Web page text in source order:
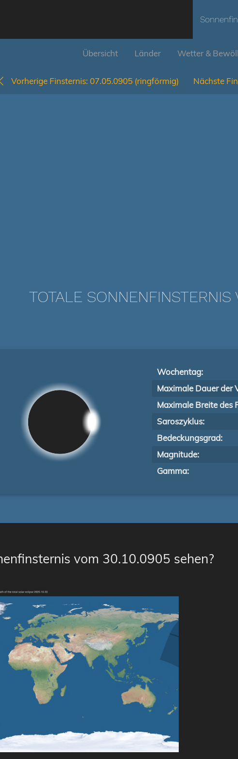
Übersicht Länder Wetter &
Vorherige Finsternis: 07.05.0905 (ringförmig) Nächste
TOTALE
Wochentag:
Maximale Dauer der
Maximale Breite des
Saroszyklus:
Bedeckungsgrad:
Magnitude:
Gamma:
vom 30.10.0905 sehen?